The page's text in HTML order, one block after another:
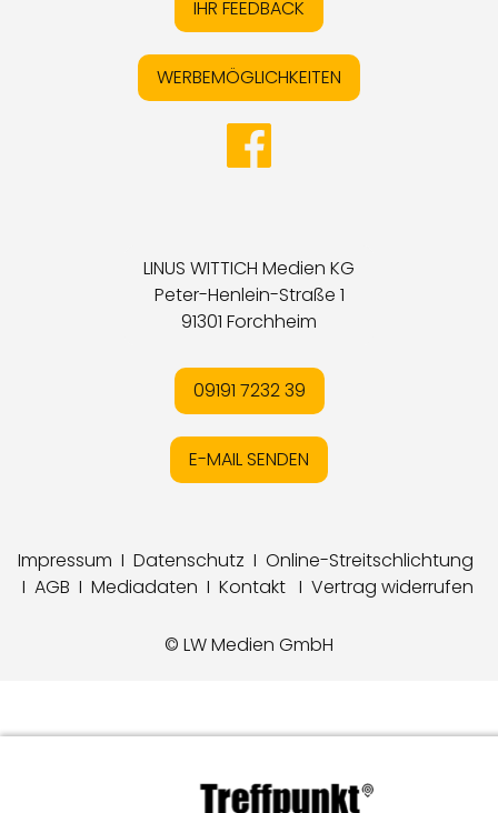
IHR FEEDBACK
WERBEMÖGLICHKEITEN
LINUS WITTICH Medien KG
Peter-Henlein-Straße 1
91301 Forchheim
09191 7232 39
E-MAIL SENDEN
Impressum I Datenschutz I Online-Streitschlichtung
I AGB I Mediadaten I Kontakt I Vertrag widerrufen
© LW Medien GmbH